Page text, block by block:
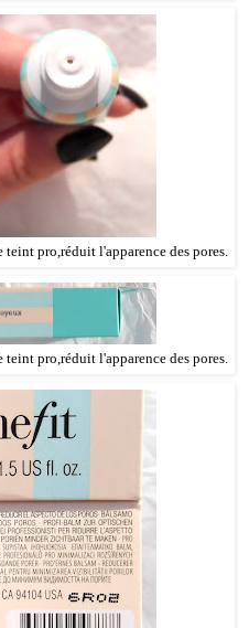
pro,réduit l'apparence des pores.
pro,réduit l'apparence des pores.